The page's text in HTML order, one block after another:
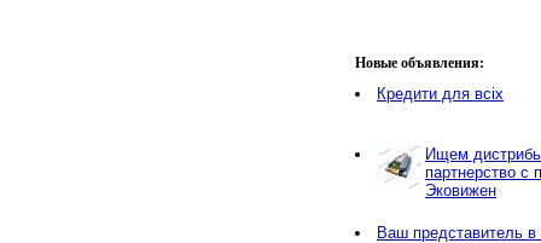
Новые объявления:
Кредити для всіх
Ищем
партнерство с
Эковижен
Ваш представитель в